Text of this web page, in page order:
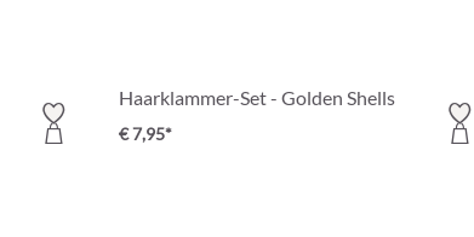
Haarklammer-Set - Golden Shells
€ 7,95*